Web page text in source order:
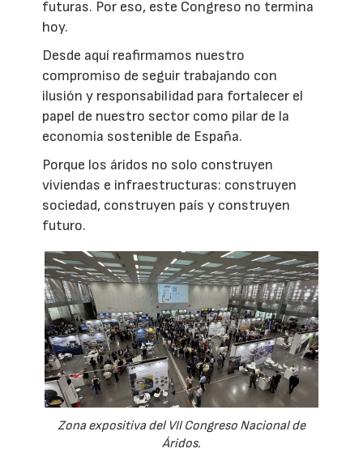
futuras. Por eso, este Congreso no termina
hoy.
Desde aquí reafirmamos nuestro
compromiso de seguir trabajando con
ilusión y responsabilidad para fortalecer el
papel de nuestro sector como pilar de la
economía sostenible de España.
Porque los áridos no solo construyen
viviendas e infraestructuras: construyen
sociedad, construyen país y construyen
futuro.
Zona expositiva del VII Congreso Nacional de
Áridos.